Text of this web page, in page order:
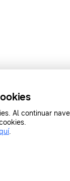
Al continuar
.